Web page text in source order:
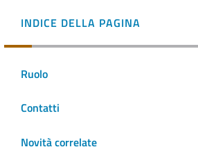
INDICE DELLA PAGINA
Ruolo
Contatti
Novità correlate